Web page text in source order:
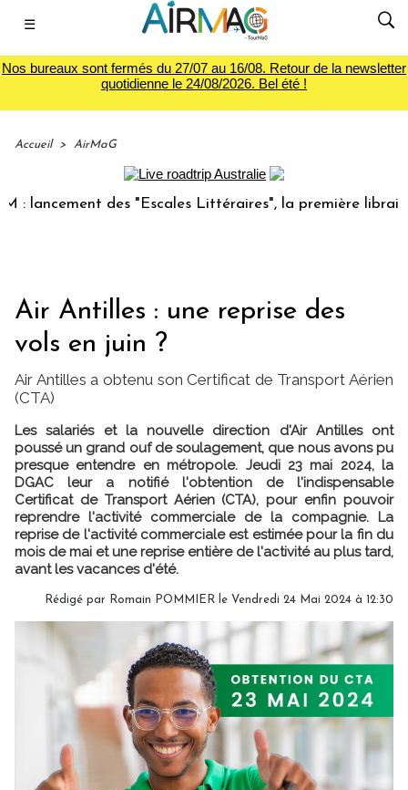
☰
Nos bureaux sont fermés du 27/07 au 16/08. Retour de la newsletter
quotidienne le 24/08/2026. Bel été !
Accueil > AirMaG
des "Escales Littéraires", la première librairie du
Air Antilles : une reprise des
vols en juin ?
Air Antilles a obtenu son Certificat de Transport Aérien
(CTA)
Les salariés et la nouvelle direction d'Air Antilles ont
poussé un grand ouf de soulagement, que nous avons pu
presque entendre en métropole. Jeudi 23 mai 2024, la
DGAC leur a notifié l'obtention de l'indispensable
Certificat de Transport Aérien (CTA), pour enfin pouvoir
reprendre l'activité commerciale de la compagnie. La
reprise de l'activité commerciale est estimée pour la fin du
mois de mai et une reprise entière de l'activité au plus tard,
avant les vacances d'été.
Rédigé par Romain POMMIER le Vendredi 24 Mai 2024 à 12:30